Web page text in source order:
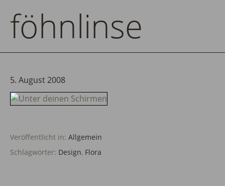
föhnlinse
5. August 2008
Veröffentlicht in: Allgemein
Schlagwörter: Design, Flora